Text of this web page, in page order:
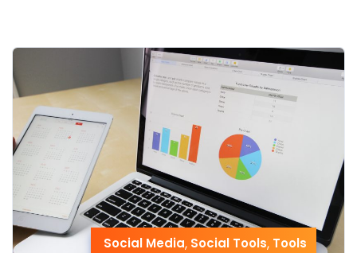
Social Media, Social Tools, Tools